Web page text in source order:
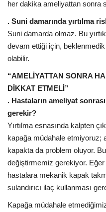
her dakika ameliyattan sonra
. Suni damarında yırtılma
Suni damarda olmaz. Bu
devam ettiği için,
olabilir.
“AMELİYATTAN SONRA
DİKKAT ETMELİ”
. Hastaların ameliyat
gerekir?
Yırtılma esnasında kalpten
kapağa müdahale etmiyoruz;
kapakta da problem oluyor.
değiştirmemiz gerekiyor.
hastalara mekanik kapak
sulandırıcı ilaç kullanması
Kapağa müdahale